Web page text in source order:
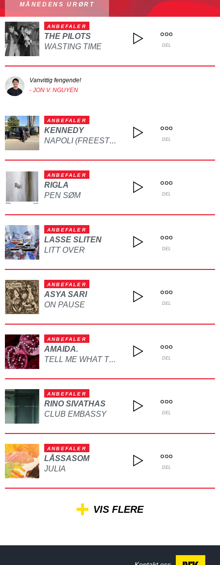
MÅNEDENS URØRT
ANBEFALER
THE PILOTS
WASTING TIME
DEL
Vanvittig fengende!
- JON V. NGUYEN
ANBEFALER
KENNEDY
NAPOLI (FREESTYLE) DEL
ANBEFALER
RIGLA
PEN SØM
DEL
ANBEFALER
LASSE SLITEN
LITT OVER
DEL
ANBEFALER
ASYA SARI
ON PAUSE
DEL
ANBEFALER
AMAIDA.
TELL ME WHAT TO DO DEL
ANBEFALER
RINO SIVATHAS
CLUB EMBASSY
DEL
ANBEFALER
LÅSSASOM
JULIA
DEL
VIS FLERE